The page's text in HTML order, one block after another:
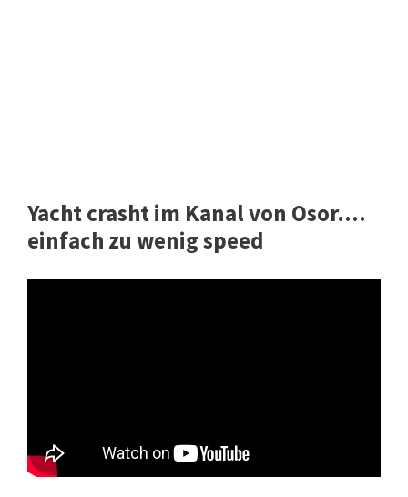
Yacht crasht im Kanal von Osor....
einfach zu wenig speed